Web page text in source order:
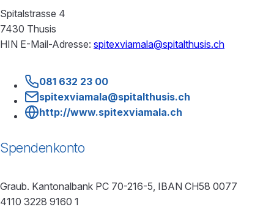
Spitalstrasse 4
7430 Thusis
HIN E-Mail-Adresse: spitexviamala@spitalthusis.ch
081 632 23 00
spitexviamala@spitalthusis.ch
http://www.spitexviamala.ch
Spendenkonto
Graub. Kantonalbank PC 70-216-5, IBAN CH58 0077
4110 3228 9160 1